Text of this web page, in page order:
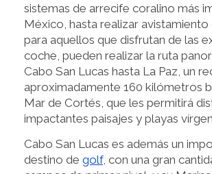
sistemas de arrecife coralino más
México, hasta realizar avistamiento
para aquellos que disfrutan de las
coche, pueden realizar la ruta
Cabo San Lucas hasta La Paz, un
aproximadamente 160 kilómetros
Mar de Cortés, que les permitirá
impactantes paisajes y playas
Cabo San Lucas es además un
destino de golf, con una gran